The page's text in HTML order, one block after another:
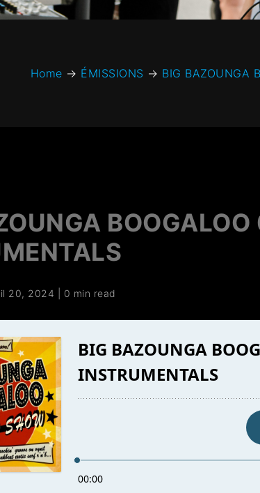
Home → ÉMISSIONS → BIG BAZOUNGA
20, 2024 0 min read